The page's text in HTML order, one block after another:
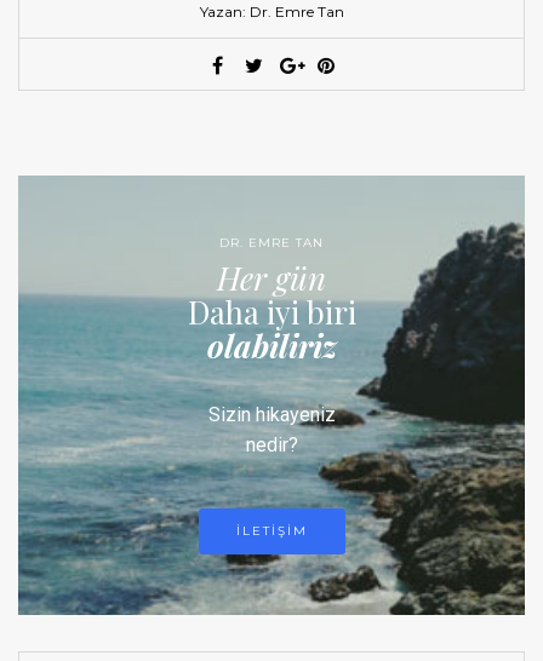
Yazan: Dr. Emre Tan
DR. EMRE TAN
Her gün
Daha iyi biri
olabiliriz
Sizin hikayeniz
nedir?
ILETIŞIM